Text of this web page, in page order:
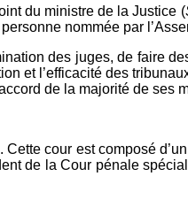
du ministre de la Justice (
nommée par
des juges, de faire
et l’efficacité des
de la majorité de ses
cour est composé
de la Cour pénale